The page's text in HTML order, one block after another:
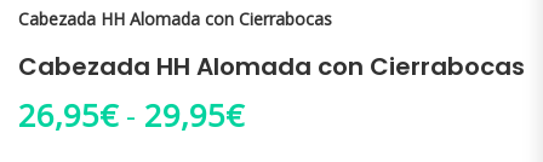
Cabezada HH Alomada con Cierrabocas
Cabezada HH Alomada con Cierrabocas
26,95€ - 29,95€Rango de precios: